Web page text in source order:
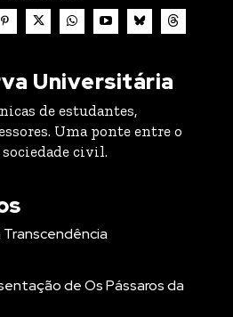
Universitária
de estudantes,
Uma ponte entre o
civil.
de Os Pássaros da